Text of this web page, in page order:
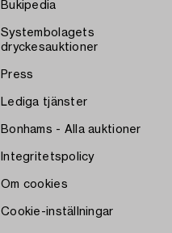
Bukipedia
Systembolagets
dryckesauktioner
Press
Lediga tjänster
Bonhams - Alla auktioner
Integritetspolicy
Om cookies
Cookie-inställningar